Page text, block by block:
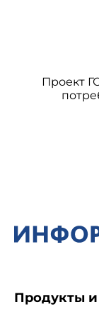
Проект
Продукты